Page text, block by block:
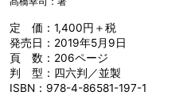
定 価：1,400円＋税
発売日：2019年5月9日
頁 数：206ページ
判 型：四六判／並製
ISBN：978-4-86581-197-1